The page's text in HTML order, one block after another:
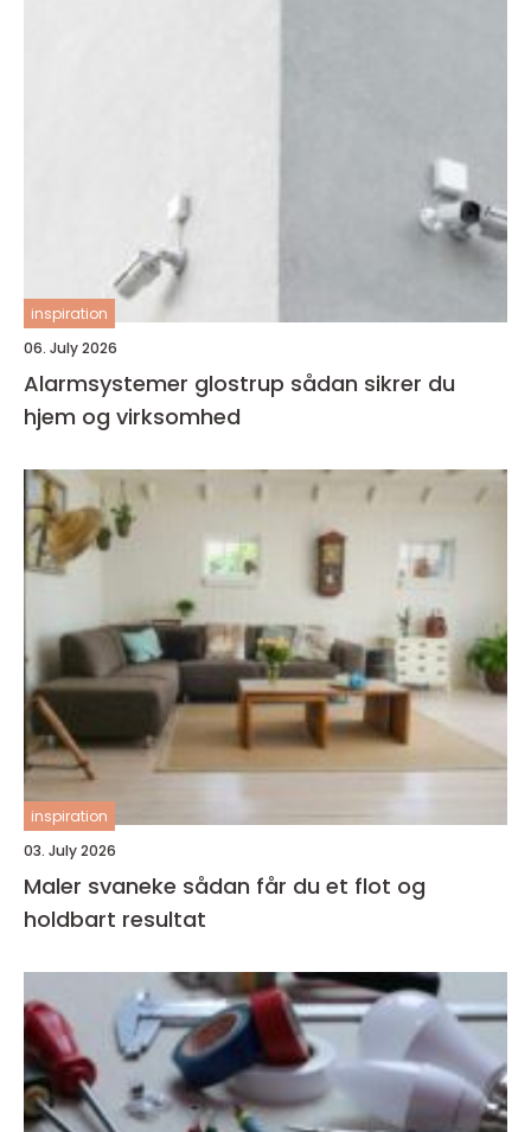
inspiration
06. July 2026
Alarmsystemer glostrup sådan sikrer du
hjem og virksomhed
inspiration
03. July 2026
Maler svaneke sådan får du et flot og
holdbart resultat